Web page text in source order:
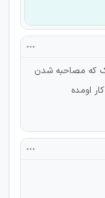
که مصاحبه شدن
اومده